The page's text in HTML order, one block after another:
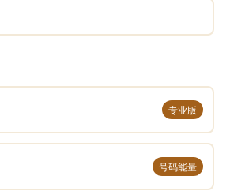
专业版
号码能量